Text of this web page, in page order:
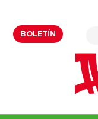
BOLETÍN